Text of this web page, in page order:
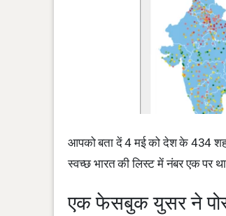
आपको बता दें 4 मई को देश के 434
स्‍वच्‍छ भारत की लिस्ट में नंबर एक पर
एक फेसबुक युसर ने